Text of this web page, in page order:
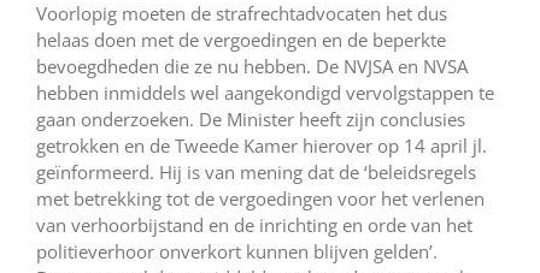
Voorlopig moeten de strafrechtadvocaten het dus
helaas doen met de vergoedingen en de beperkte
bevoegdheden die ze nu hebben. De NVJSA en NVSA
hebben inmiddels wel aangekondigd vervolgstappen te
gaan onderzoeken. De Minister heeft zijn conclusies
getrokken en de Tweede Kamer hierover op 14 april jl.
geïnformeerd. Hij is van mening dat de ‘beleidsregels
met betrekking tot de vergoedingen voor het verlenen
van verhoorbijstand en de inrichting en orde van het
politieverhoor onverkort kunnen blijven gelden’.